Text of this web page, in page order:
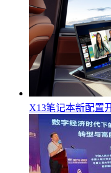
X13笔记本新配置